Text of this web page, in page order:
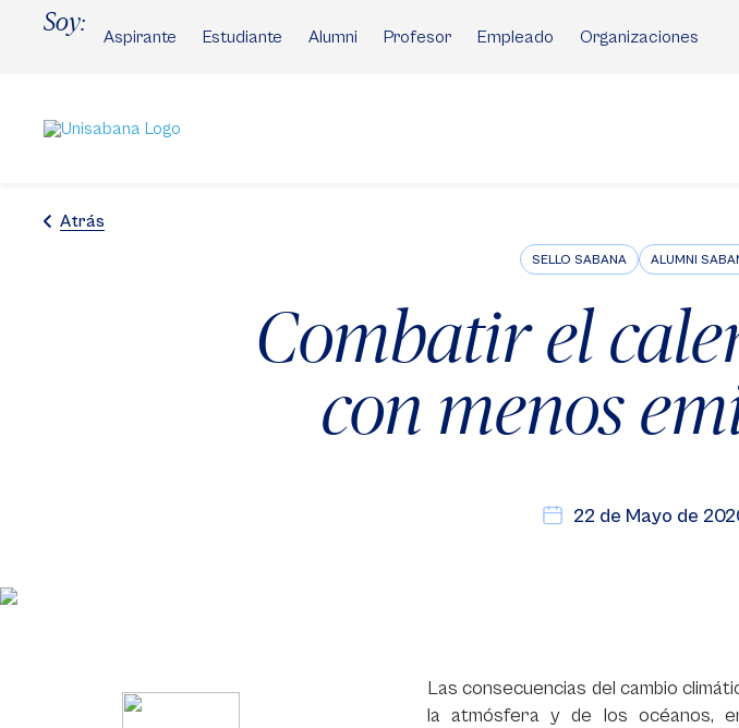
Soy:
Aspirante Estudiante Alumni Profesor Empleado Organizaciones
Atrás
SELLO SABANA ALUMNI
Combatir el
con menos
22 de Mayo de
Las consecuencias del cambio
la atmósfera y de los océanos,